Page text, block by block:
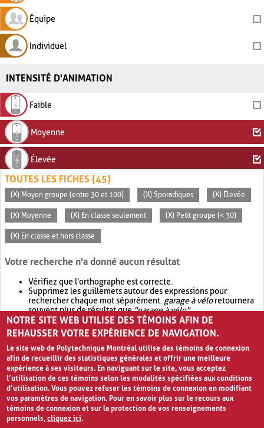
Équipe
Individuel
INTENSITÉ D'ANIMATION
Faible
Moyenne
Élevée
TOUTES LES FICHES (45)
(X) Moyen groupe (entre 30 et 100) (X) Sporadiques (X) Élevée
(X) Moyenne (X) En classe seulement (X) Petit groupe (< 30)
(X) En classe et hors classe
Votre recherche n'a donné aucun résultat
Vérifiez que l'orthographe est correcte.
Supprimez les guillemets autour des expressions pour
rechercher chaque mot séparément. garage à véloretournera
souvent plus de résultat que"garage à vélo".
Envisagez d'élargir votre recherche avec OR.garage OR vélo
retournera souvent plus de résultat quegarage à vélo
NOTRE SITE WEB UTILISE DES TÉMOINS AFIN DE
REHAUSSER VOTRE EXPÉRIENCE DE NAVIGATION.
Le site web de Polytechnique Montréal utilise des témoins de connexion
afin de recueillir des statistiques générales et offrir une meilleure
expérience à ses visiteurs. En naviguant sur le site, vous acceptez
l’utilisation de ces témoins selon les modalités spécifiées aux conditions
d’utilisation. Vous pouvez refuser les témoins de connexion en modifiant
vos paramètres de navigation. Pour en savoir plus sur le recours aux
témoins de connexion et sur la protection de vos renseignements
personnels,cliquez ici.